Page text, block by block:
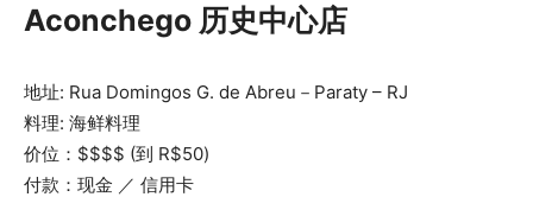
Aconchego 历史中心店
地址: Rua Domingos G. de Abreu－Paraty – RJ
料理: 海鲜料理
价位：$$$$ (到 R$50)
付款：现金 ／ 信用卡